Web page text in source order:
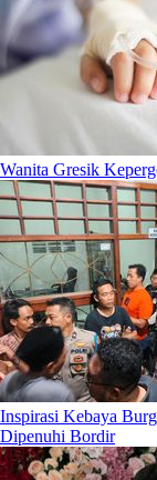
Wanita Gresik
Inspirasi Kebaya
Dipenuhi Bordir